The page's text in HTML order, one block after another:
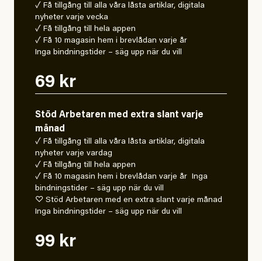
✓ Få tillgång till alla våra låsta artiklar, digitala
nyheter varje vecka
✓ Få tillgång till hela appen
✓ Få 10 magasin hem i brevlådan varje år
Inga bindningstider – säg upp när du vill
69 kr
Stöd Arbetaren med extra slant varje
månad
✓ Få tillgång till alla våra låsta artiklar, digitala
nyheter varje vardag
✓ Få tillgång till hela appen
✓ Få 10 magasin hem i brevlådan varje år Inga
bindningstider – säg upp när du vill
♡ Stöd Arbetaren med en extra slant varje månad
Inga bindningstider – säg upp när du vill
99 kr